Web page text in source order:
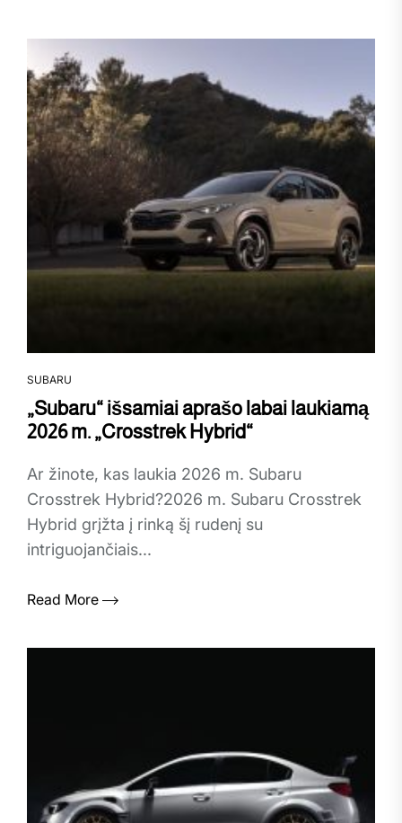
SUBARU
„Subaru“ išsamiai aprašo labai laukiamą
2026 m. „Crosstrek Hybrid“
Ar žinote, kas laukia 2026 m. Subaru
Crosstrek Hybrid?2026 m. Subaru Crosstrek
Hybrid grįžta į rinką šį rudenį su
intriguojančiais...
Read More